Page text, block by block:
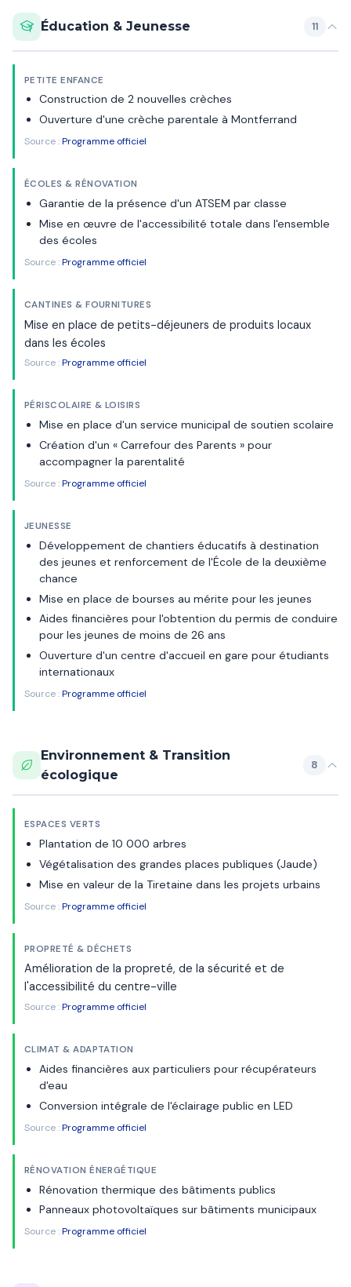
Éducation & Jeunesse 11
PETITE ENFANCE
Construction de 2 nouvelles crèches
Ouverture d'une crèche parentale à Montferrand
Source :Programme officiel
ÉCOLES & RÉNOVATION
Garantie de la présence d'un ATSEM par classe
Mise en œuvre de l'accessibilité totale dans l'ensemble
des écoles
Source :Programme officiel
CANTINES & FOURNITURES
Mise en place de petits-déjeuners de produits locaux
dans les écoles
Source :Programme officiel
PÉRISCOLAIRE & LOISIRS
Mise en place d'un service municipal de soutien scolaire
Création d'un « Carrefour des Parents » pour
accompagner la parentalité
Source :Programme officiel
JEUNESSE
Développement de chantiers éducatifs à destination
des jeunes et renforcement de l'École de la deuxième
chance
Mise en place de bourses au mérite pour les jeunes
Aides financières pour l'obtention du permis de conduire
pour les jeunes de moins de 26 ans
Ouverture d'un centre d'accueil en gare pour étudiants
internationaux
Source :Programme officiel
Environnement & Transition
écologique
8
ESPACES VERTS
Plantation de 10 000 arbres
Végétalisation des grandes places publiques (Jaude)
Mise en valeur de la Tiretaine dans les projets urbains
Source :Programme officiel
PROPRETÉ & DÉCHETS
Amélioration de la propreté, de la sécurité et de
l'accessibilité du centre-ville
Source :Programme officiel
CLIMAT & ADAPTATION
Aides financières aux particuliers pour récupérateurs
d'eau
Conversion intégrale de l'éclairage public en LED
Source :Programme officiel
RÉNOVATION ÉNERGÉTIQUE
Rénovation thermique des bâtiments publics
Panneaux photovoltaïques sur bâtiments municipaux
Source :Programme officiel